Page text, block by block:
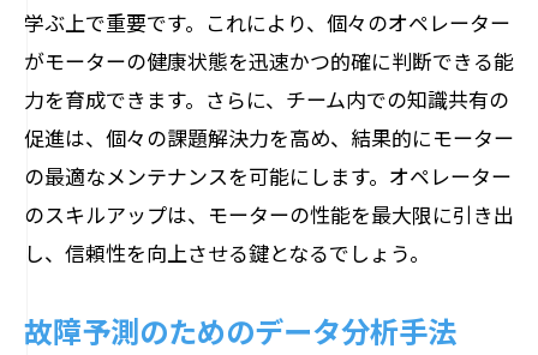
学ぶ上で重要です。これにより、個々のオペレーター
がモーターの健康状態を迅速かつ的確に判断できる能
力を育成できます。さらに、チーム内での知識共有の
促進は、個々の課題解決力を高め、結果的にモーター
の最適なメンテナンスを可能にします。オペレーター
のスキルアップは、モーターの性能を最大限に引き出
し、信頼性を向上させる鍵となるでしょう。
故障予測のためのデータ分析手法